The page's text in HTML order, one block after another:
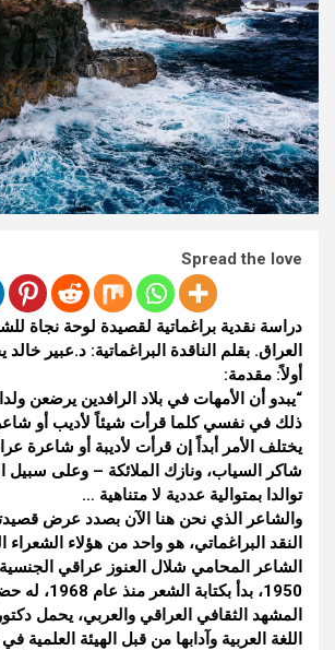
Spread the love
دراسة نقدية براغماتية لقصيدة لوحة نجاة
العراق. بقلم الناقدة البراغماتية: د.عبير
أولاً: مقدمة:
“يبدو أن الأمهات في بلاد الرافدين يرضعن
ذلك في نفسي كلما قرأت شيئاً لأديب أو
يختلف الأمر أبداً إن قرأت لأديبة أو شاعرة
شاكر السياب، ونازك الملائكة – وعلى سبيل
توالدا بمتوالية عددية لا متناهية …
والشاعر الذي نحن هنا الآن بصدد عرض
النقد البراغماتي، هو واحد من هؤلاء
الشاعر المحامي شلال العنوز عراقي
1950، بدأ بكتابة
المشهد الثقافي العراقي والعربي، يحمل
اللغة العربية وآدابها من قبل الهيئة